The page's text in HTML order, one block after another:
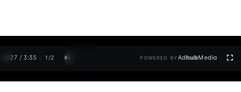
0:28 / 3:35 1 /2 POWERED BYAdhubMedia